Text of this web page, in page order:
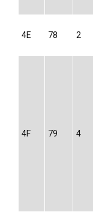
4E 78 2
4F 79 4